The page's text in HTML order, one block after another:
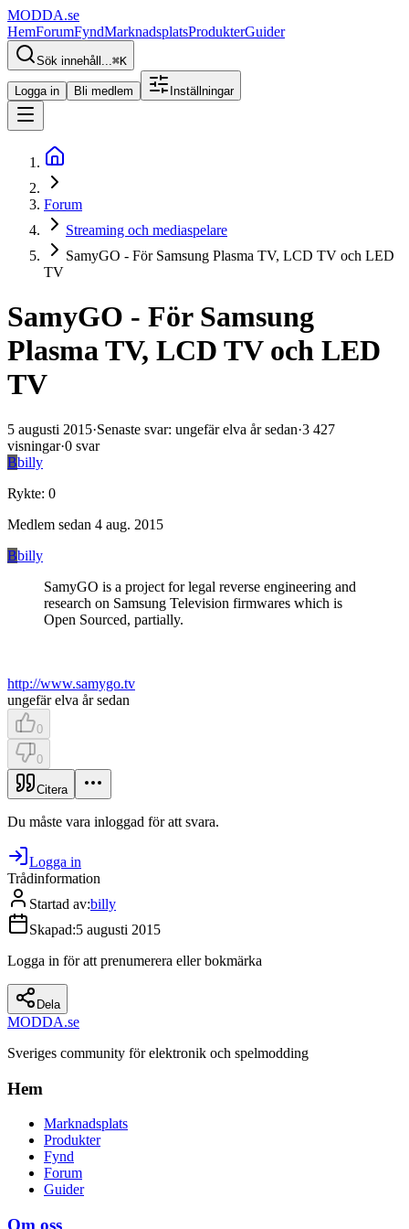
MODDA.se
HemForumFyndMarknadsplatsProdukterGuider
Sök innehåll...⌘K
Logga in Bli medlem Inställningar
Forum
Streaming och mediaspelare
SamyGO - För Samsung Plasma TV, LCD TV och LED
TV
SamyGO - För Samsung
Plasma TV, LCD TV och LED
TV
5 augusti 2015·Senaste svar: ungefär elva år sedan·3 427
visningar·0 svar
Bbilly
Rykte: 0
Medlem sedan 4 aug. 2015
Bbilly
SamyGO is a project for legal reverse engineering and
research on Samsung Television firmwares which is
Open Sourced, partially.
http://www.samygo.tv
ungefär elva år sedan
0
0
Citera
Du måste vara inloggad för att svara.
Logga in
Trådinformation
Startad av:billy
Skapad:5 augusti 2015
Logga in för att prenumerera eller bokmärka
Dela
MODDA.se
Sveriges community för elektronik och spelmodding
Hem
Marknadsplats
Produkter
Fynd
Forum
Guider
Om oss